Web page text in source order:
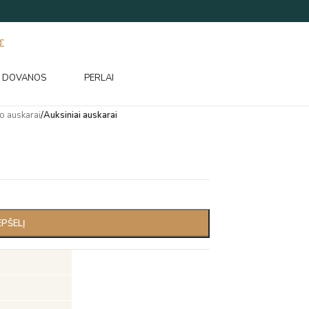
DOVANOS PERLAI
auskarai/Auksiniai auskarai